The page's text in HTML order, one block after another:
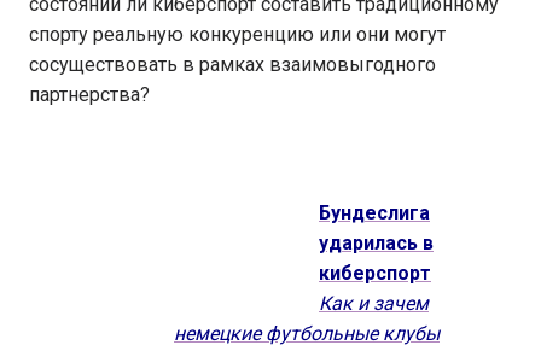
спорту реальную конкуренцию или они могут
сосуществовать в рамках взаимовыгодного
партнерства?
Бундеслига
ударилась в
киберспорт
Как и зачем
немецкие футбольные клубы